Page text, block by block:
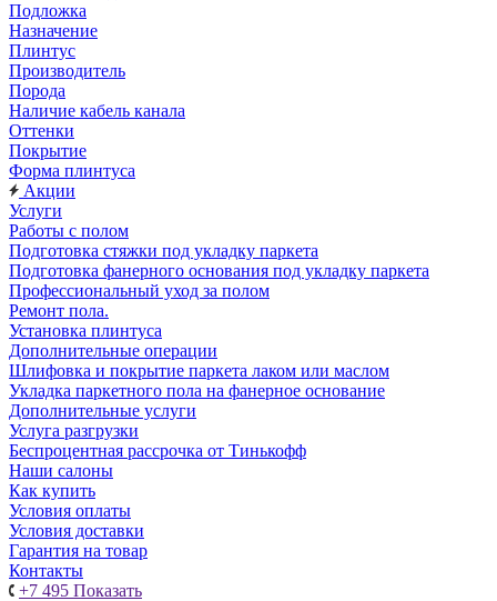
Подложка
Назначение
Плинтус
Производитель
Порода
Наличие кабель канала
Оттенки
Покрытие
Форма плинтуса
Акции
Услуги
Работы с полом
Подготовка стяжки под укладку паркета
Подготовка фанерного основания под укладку паркета
Профессиональный уход за полом
Ремонт пола.
Установка плинтуса
Дополнительные операции
Шлифовка и покрытие паркета лаком или маслом
Укладка паркетного пола на фанерное основание
Дополнительные услуги
Услуга разгрузки
Беспроцентная рассрочка от Тинькофф
Наши салоны
Как купить
Условия оплаты
Условия доставки
Гарантия на товар
Контакты
+7 495 Показать